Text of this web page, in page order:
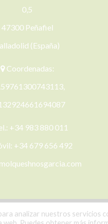
0,5
47300 Peñafiel
(España)
Coordenadas:
+34 983 880 011
+34 679 656 492
analizar nuestros servicios